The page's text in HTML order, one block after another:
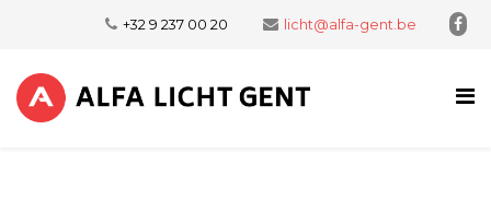
+32 9 237 00 20 licht@alfa-gent.be